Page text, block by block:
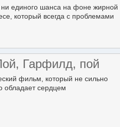
единого шанса на фоне жирной
который всегда с проблемами
Гарфилд, пой
фильм, который не сильно
обладает сердцем